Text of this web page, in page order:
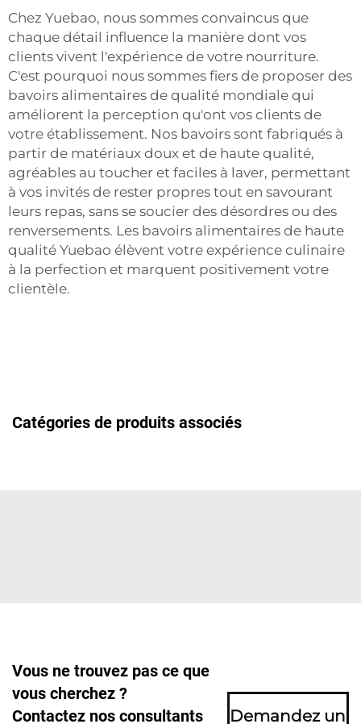
Chez Yuebao, nous sommes convaincus que
chaque détail influence la manière dont vos
clients vivent l'expérience de votre nourriture.
C'est pourquoi nous sommes fiers de proposer des
bavoirs alimentaires de qualité mondiale qui
améliorent la perception qu'ont vos clients de
votre établissement. Nos bavoirs sont fabriqués à
partir de matériaux doux et de haute qualité,
agréables au toucher et faciles à laver, permettant
à vos invités de rester propres tout en savourant
leurs repas, sans se soucier des désordres ou des
renversements. Les bavoirs alimentaires de haute
qualité Yuebao élèvent votre expérience culinaire
à la perfection et marquent positivement votre
clientèle.
Catégories de produits associés
Vous ne trouvez pas ce que
vous cherchez ?
Contactez nos consultants
Demandez un